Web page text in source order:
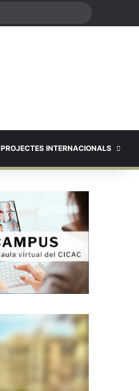
PROJECTES INTERNACIONALS